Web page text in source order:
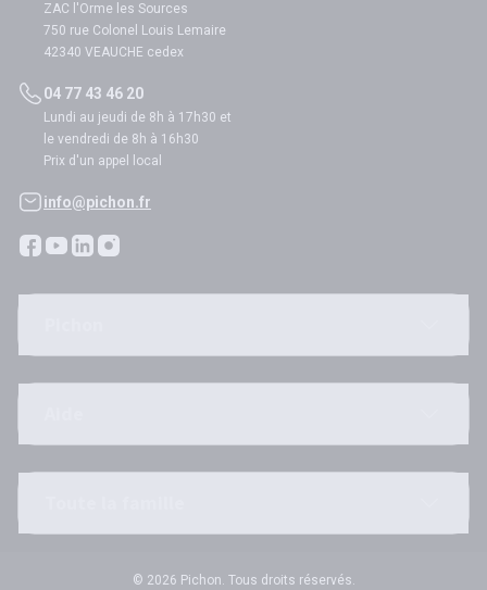
ZAC l'Orme les Sources
750 rue Colonel Louis Lemaire
42340 VEAUCHE cedex
04 77 43 46 20
Lundi au jeudi de 8h à 17h30 et
le vendredi de 8h à 16h30
Prix d'un appel local
info@pichon.fr
© 2026 Pichon. Tous droits réservés.